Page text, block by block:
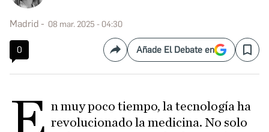
Madrid 08 mar. 2025 - 04:30
0 CompartirAñade El Debate en Save
n muy poco tiempo, la tecnología ha
revolucionado la medicina. No solo